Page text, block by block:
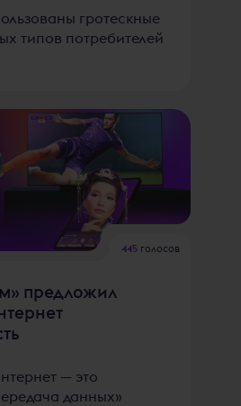
гротескные
типов потребителей
445 голосов
предложил
— это
данных»